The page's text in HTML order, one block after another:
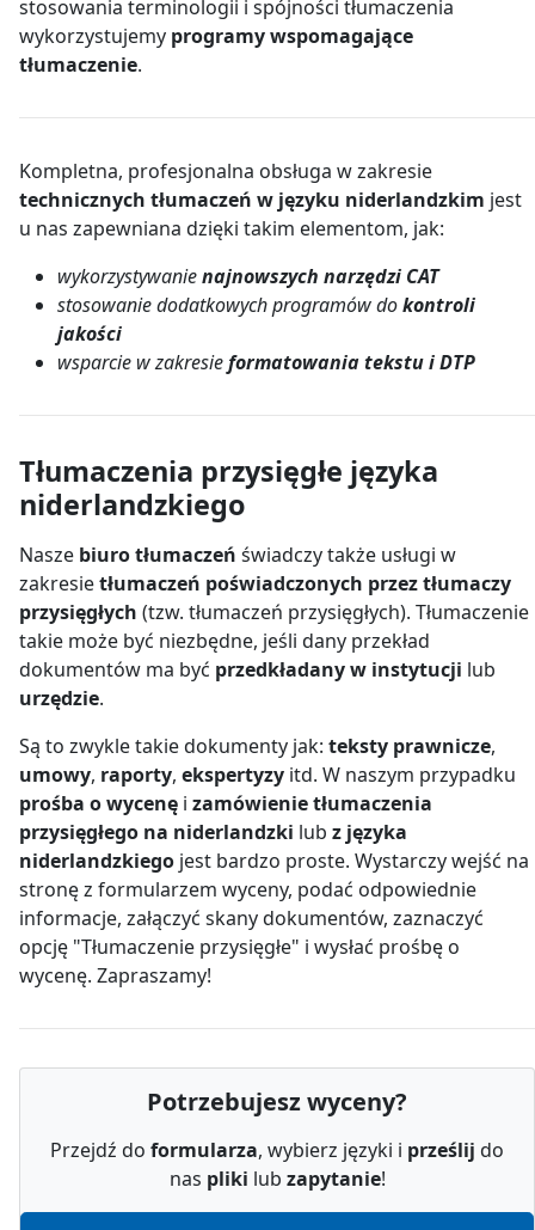
stosowania terminologii i spójności tłumaczenia
wykorzystujemy programy wspomagające
tłumaczenie.
Kompletna, profesjonalna obsługa w zakresie
technicznych tłumaczeń w języku niderlandzkim jest
u nas zapewniana dzięki takim elementom, jak:
wykorzystywanienajnowszych narzędzi CAT
stosowanie dodatkowych programów dokontroli
jakości
wsparcie w zakresieformatowania tekstu i DTP
Tłumaczenia przysięgłe języka
niderlandzkiego
Nasze biuro tłumaczeń świadczy także usługi w
zakresietłumaczeń poświadczonych przez tłumaczy
przysięgłych (tzw. tłumaczeń przysięgłych). Tłumaczenie
takie może być niezbędne, jeśli dany przekład
dokumentów ma być przedkładany w instytucji lub
urzędzie.
Są to zwykle takie dokumenty jak: teksty prawnicze,
umowy, raporty, ekspertyzy itd. W naszym przypadku
prośba o wycenę i zamówienie tłumaczenia
przysięgłego na niderlandzki lub z języka
niderlandzkiego jest bardzo proste. Wystarczy wejść na
stronę z formularzem wyceny, podać odpowiednie
informacje, załączyć skany dokumentów, zaznaczyć
opcję "Tłumaczenie przysięgłe" i wysłać prośbę o
wycenę. Zapraszamy!
Potrzebujesz wyceny?
Przejdź do formularza, wybierz języki i prześlij do
nas pliki lub zapytanie!